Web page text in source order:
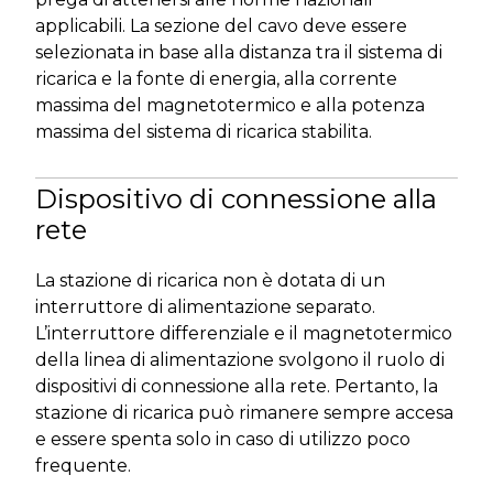
applicabili. La sezione del cavo deve essere
selezionata in base alla distanza tra il sistema di
ricarica e la fonte di energia, alla corrente
massima del magnetotermico e alla potenza
massima del sistema di ricarica stabilita.
Dispositivo di connessione alla
rete
La stazione di ricarica non è dotata di un
interruttore di alimentazione separato.
L’interruttore differenziale e il magnetotermico
della linea di alimentazione svolgono il ruolo di
dispositivi di connessione alla rete. Pertanto, la
stazione di ricarica può rimanere sempre accesa
e essere spenta solo in caso di utilizzo poco
frequente.